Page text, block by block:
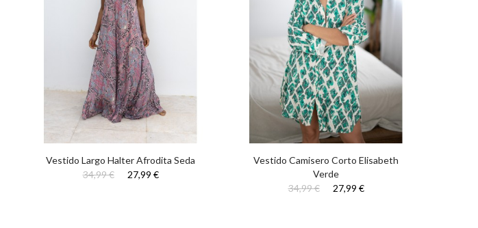
Vestido Largo Halter Afrodita Seda
34,99 €
27,99 €
Vestido Camisero Corto Elisabeth
Verde
34,99 €
27,99 €